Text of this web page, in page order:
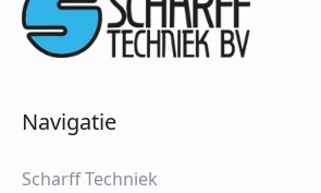
Navigatie
Scharff Techniek